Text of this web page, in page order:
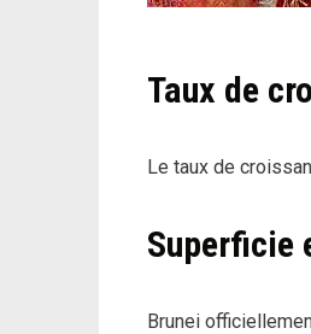
Taux de
Le taux de
Superficie
Brunei